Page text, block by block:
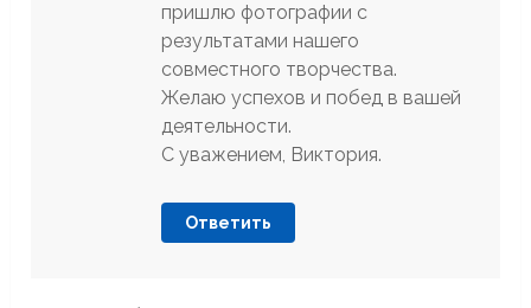
пришлю фотографии с
результатами нашего
совместного творчества.
Желаю успехов и побед в вашей
деятельности.
С уважением, Виктория.
Ответить